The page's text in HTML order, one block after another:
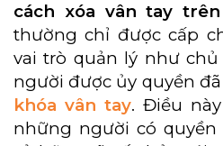
cách xóa vân tay
thường chỉ được cấp
vai trò quản lý như
người được ủy quyền
khóa vân tay. Điều
những người có quyền